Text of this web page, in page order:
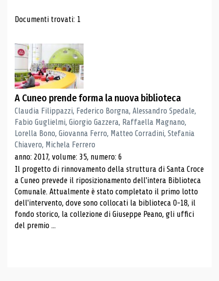
Risultati di ricerca
Documenti trovati: 1
A Cuneo prende forma la nuova biblioteca
Claudia Filippazzi, Federico Borgna, Alessandro Spedale,
Fabio Guglielmi, Giorgio Gazzera, Raffaella Magnano,
Lorella Bono, Giovanna Ferro, Matteo Corradini, Stefania
Chiavero, Michela Ferrero
anno: 2017, volume: 35, numero: 6
Il progetto di rinnovamento della struttura di Santa Croce
a Cuneo prevede il riposizionamento dell'intera Biblioteca
Comunale. Attualmente è stato completato il primo lotto
dell'intervento, dove sono collocati la biblioteca 0-18, il
fondo storico, la collezione di Giuseppe Peano, gli uffici
del premio ...